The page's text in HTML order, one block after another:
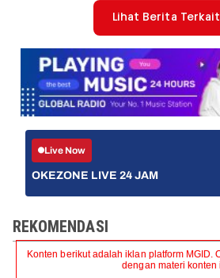
Lihat Berita Terkait
Live Now
OKEZONE LIVE 24 JAM